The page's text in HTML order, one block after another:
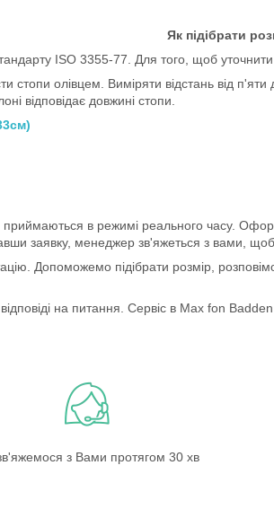
Як підібрати
ISO 3355-77. Для того, щоб
олівцем. Виміряти відстань від
відповідає довжині стопи.
в режимі реального часу.
заявку, менеджер зв'яжеться з вами, щоб
Допоможемо підібрати розмір,
на питання. Сервіс в Max fon
з Вами протягом 30 хв